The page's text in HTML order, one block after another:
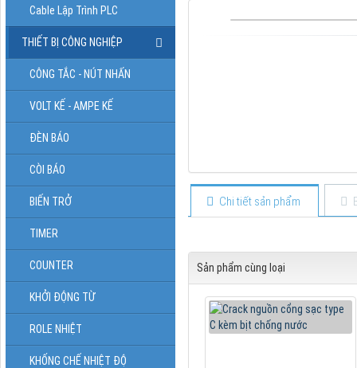
Chi tiết sản phẩm
Sản phẩm cùng loại
Cable Lập Trình PLC
THIẾT BỊ CÔNG NGHIỆP
CÔNG TẮC - NÚT NHẤN
VOLT KẾ - AMPE KẾ
ĐÈN BÁO
CÒI BÁO
BIẾN TRỞ
TIMER
COUNTER
KHỞI ĐỘNG TỪ
ROLE NHIỆT
KHỐNG CHẾ NHIỆT ĐỘ